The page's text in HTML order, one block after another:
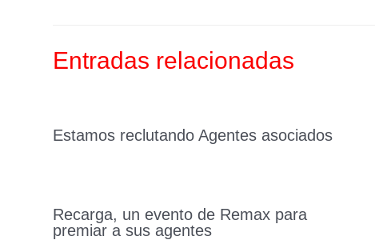
o
Entradas relacionadas
Estamos reclutando Agentes asociados
Recarga, un evento de Remax para
premiar a sus agentes